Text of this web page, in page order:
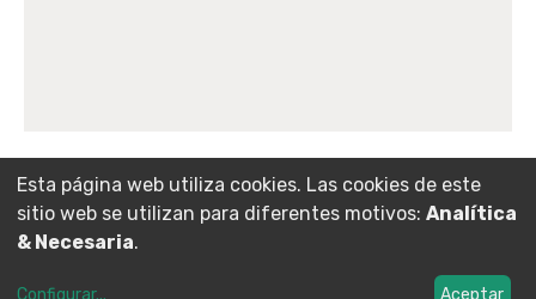
Esta página web utiliza cookies. Las cookies de este
sitio web se utilizan para diferentes motivos: Analítica
& Necesaria.